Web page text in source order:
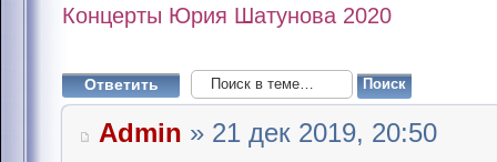
Концерты Юрия Шатунова 2020
Ответить
Admin » 21 дек 2019, 20:50